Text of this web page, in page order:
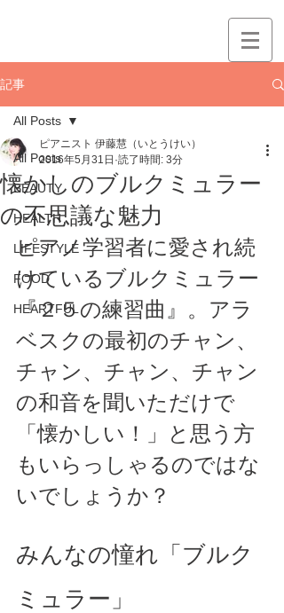
記事
All Posts
BEAUTY
HEALTH
LIFESTYLE
FOOD
HEARTFUL
All Posts
懐かしのブルクミュラー
の不思議な魅力
ピアニスト 伊藤慧（いとうけい）
2016年5月31日 読了時間: 3分
ピアノ学習者に愛され続
けているブルクミュラー
『２５の練習曲』。アラ
ベスクの最初のチャン、
チャン、チャン、チャン
の和音を聞いただけで
「懐かしい！」と思う方
もいらっしゃるのではな
いでしょうか？
みんなの憧れ「ブルク
ミュラー」